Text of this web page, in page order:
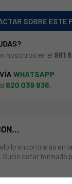
SOBRE ESTE
nosotros en el 981
WHATSAPP
620 039 836.
lo encontrarás en
estar formado